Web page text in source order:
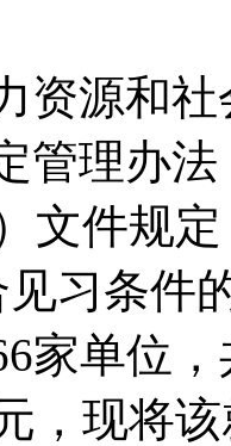
资源和
管理办
文件规
习条件
家单位
，现将